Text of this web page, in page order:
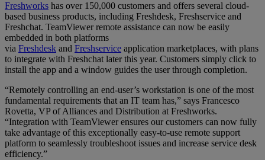
Freshworks has over 150,000 customers and offers several cloud-
based business products, including Freshdesk, Freshservice and
Freshchat. TeamViewer remote assistance can now be easily
embedded in both platforms
via Freshdesk and Freshservice application marketplaces, with plans
to integrate with Freshchat later this year. Customers simply click to
install the app and a window guides the user through completion.
“Remotely controlling an end-user’s workstation is one of the most
fundamental requirements that an IT team has,” says Francesco
Rovetta, VP of Alliances and Distribution at Freshworks.
“Integration with TeamViewer ensures our customers can now fully
take advantage of this exceptionally easy-to-use remote support
platform to seamlessly troubleshoot issues and increase service desk
efficiency.”